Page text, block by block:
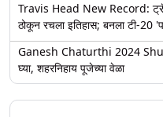
Travis Head New Record:
ठोकून रचला इतिहास; बनला टी-20
Ganesh Chaturthi 2024
घ्या, शहरनिहाय पूजेच्या वेळा